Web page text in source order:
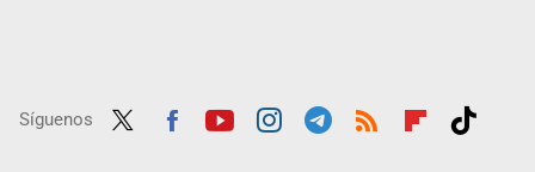
Síguenos